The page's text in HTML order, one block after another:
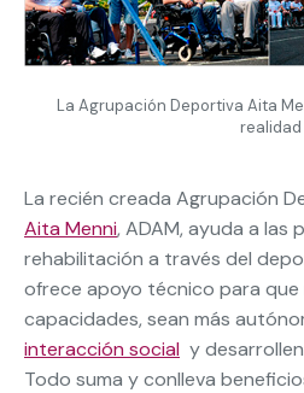
La Agrupación Deportiva Aita
realidad
La recién creada Agrupación
Aita Menni, ADAM, ayuda a las
rehabilitación a través del
ofrece apoyo técnico para que
capacidades, sean más
interacción social y
Todo suma y conlleva